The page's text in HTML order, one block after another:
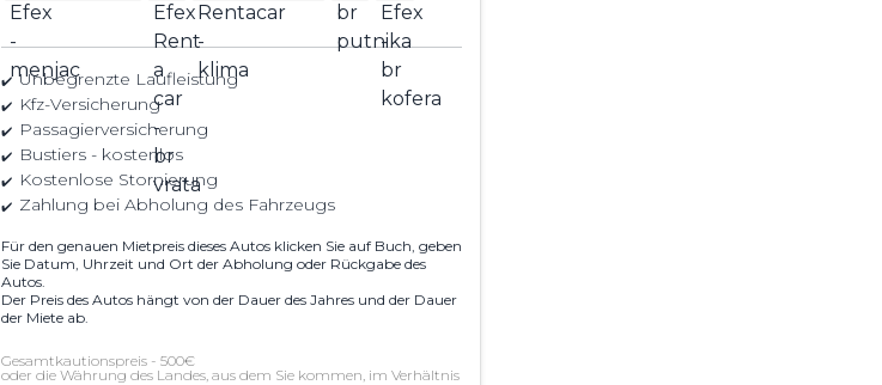
Unbegrenzte Laufleistung
Kfz-Versicherung
Passagierversicherung
Bustiers - kostenlos
Kostenlose Stornierung
Zahlung bei Abholung des Fahrzeugs
Für den genauen Mietpreis dieses Autos klicken Sie auf Buch, geben
Sie Datum, Uhrzeit und Ort der Abholung oder Rückgabe des
Autos.
Der Preis des Autos hängt von der Dauer des Jahres und der Dauer
der Miete ab.
Gesamtkautionspreis - 500€
oder die Währung des Landes, aus dem Sie kommen, im Verhältnis